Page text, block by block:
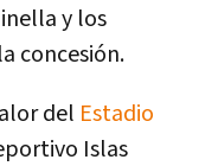
y los
concesión.
del Estadio
Islas